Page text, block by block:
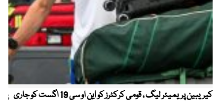
کیریبین پریمیئر لیگ ، قومی کرکٹرز کو این او سی 19 اگست کو جاری